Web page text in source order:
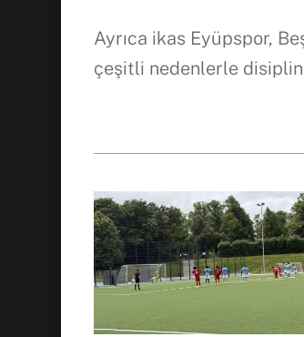
Ayrıca ikas Eyüpspor,
çeşitli nedenlerle